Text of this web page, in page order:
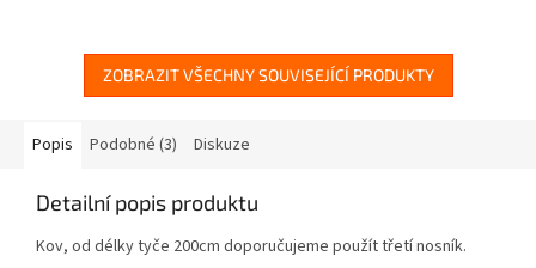
ZOBRAZIT VŠECHNY SOUVISEJÍCÍ PRODUKTY
Popis Podobné (3) Diskuze
Detailní popis produktu
Kov, od délky tyče 200cm doporučujeme použít třetí nosník.